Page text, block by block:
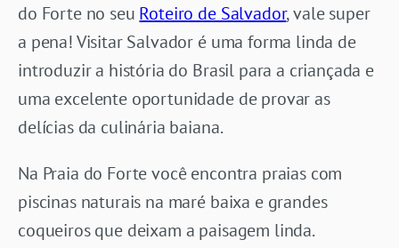
do Forte no seu Roteiro de Salvador, vale super
a pena! Visitar Salvador é uma forma linda de
introduzir a história do Brasil para a criançada e
uma excelente oportunidade de provar as
delícias da culinária baiana.
Na Praia do Forte você encontra praias com
piscinas naturais na maré baixa e grandes
coqueiros que deixam a paisagem linda.